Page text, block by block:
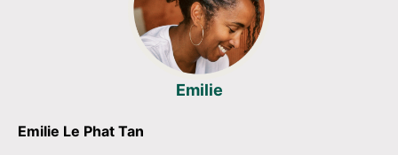
Emilie
Emilie Le Phat Tan